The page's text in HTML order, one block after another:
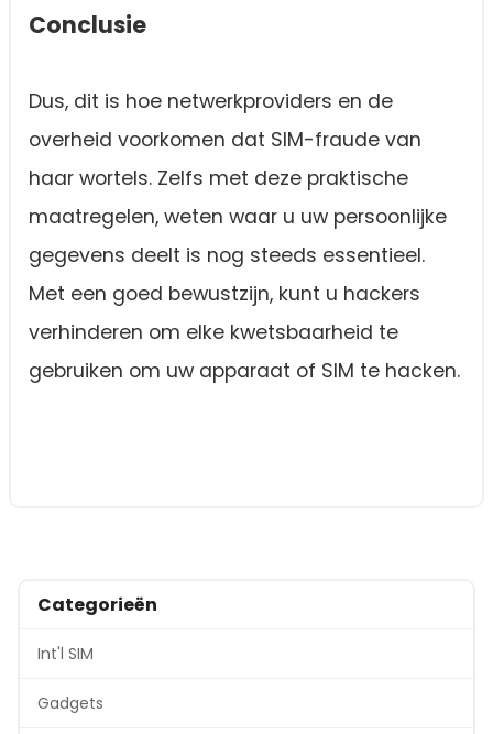
Conclusie
Dus, dit is hoe netwerkproviders en de
overheid voorkomen dat SIM-fraude van
haar wortels. Zelfs met deze praktische
maatregelen, weten waar u uw persoonlijke
gegevens deelt is nog steeds essentieel.
Met een goed bewustzijn, kunt u hackers
verhinderen om elke kwetsbaarheid te
gebruiken om uw apparaat of SIM te hacken.
Categorieën
Int'l SIM
Gadgets